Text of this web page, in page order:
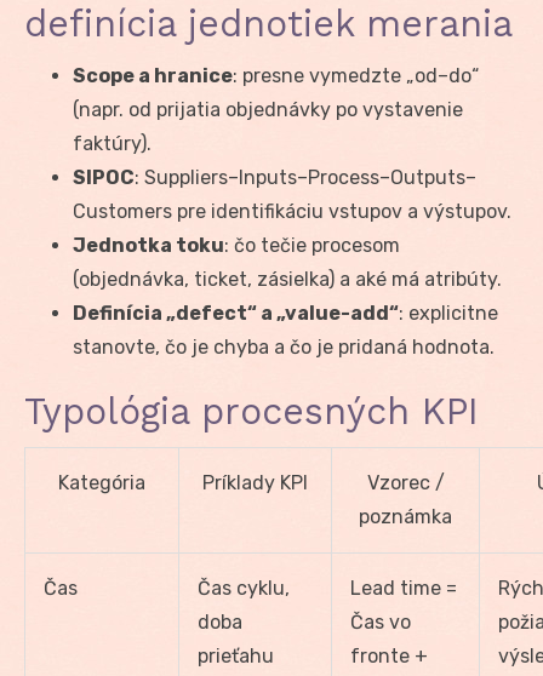
definícia jednotiek merania
Scope a hranice: presne vymedzte „od–do“
(napr. od prijatia objednávky po vystavenie
faktúry).
SIPOC: Suppliers–Inputs–Process–Outputs–
Customers pre identifikáciu vstupov a výstupov.
Jednotka toku: čo tečie procesom
(objednávka, ticket, zásielka) a aké má atribúty.
Definícia „defect“ a „value-add“: explicitne
stanovte, čo je chyba a čo je pridaná hodnota.
Typológia procesných KPI
Kategória Príklady KPI
Vzorec /
poznámka
Čas
Čas cyklu,
doba
prieťahu
Lead time =
Čas vo
fronte +